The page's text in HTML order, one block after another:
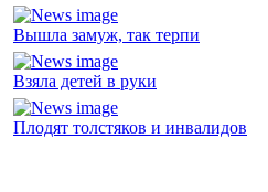
Вышла замуж, так терпи
Взяла детей в руки
Плодят толстяков и инвалидов